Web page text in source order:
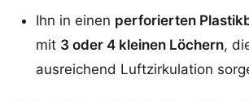
Ihn in einen perforierten
mit 3 oder 4 kleinen Löchern,
ausreichend Luftzirkulation